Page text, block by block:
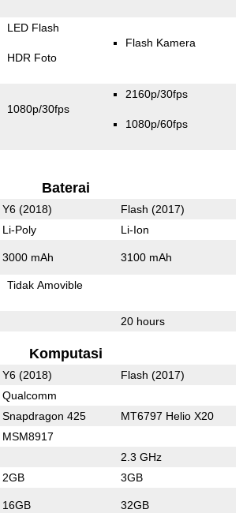
LED Flash
HDR Foto
Flash Kamera
1080p/30fps
2160p/30fps
1080p/60fps
Baterai
Y6 (2018) Flash (2017)
Li-Poly Li-Ion
3000 mAh 3100 mAh
Tidak Amovible
20 hours
Komputasi
Y6 (2018) Flash (2017)
Qualcomm
Snapdragon 425 MT6797 Helio X20
MSM8917
2.3 GHz
2GB 3GB
16GB 32GB